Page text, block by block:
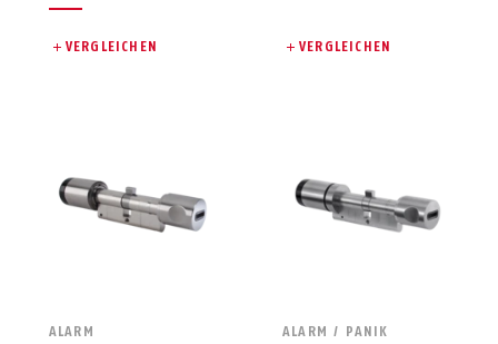
VERGLEICHEN VERGLEICHEN
ALARM ALARM / PANIK